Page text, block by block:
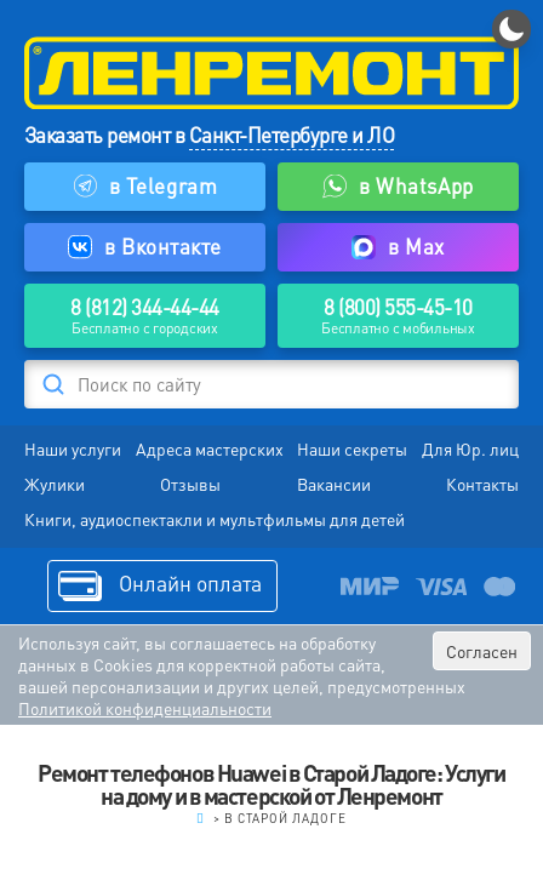
Заказать ремонт вСанкт-Петербурге и ЛО
в Telegram
в WhatsApp
в Вконтакте в Max
8 (812) 344-44-44
Бесплатно с городских
8 (800) 555-45-10
Бесплатно с мобильных
Поиск по сайту
Наши услуги Адреса мастерских Наши секреты
Для Юр. лиц
Жулики
Отзывы Вакансии
Контакты
Книги, аудиоспектакли и мультфильмы для детей
Онлайн оплата
Согласен
Используя сайт, вы соглашаетесь на обработку
данных в Cookies для корректной работы сайта,
вашей персонализации и других целей, предусмотренных
Политикой конфиденциальности
Ремонт телефонов Huawei в Старой Ладоге: Услуги
на дому и в мастерской от Ленремонт
> В СТАРОЙ ЛАДОГЕ